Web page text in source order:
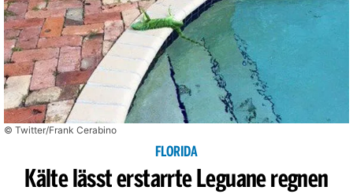
© Twitter/Frank Cerabino
FLORIDA
Kälte lässt erstarrte Leguane regnen